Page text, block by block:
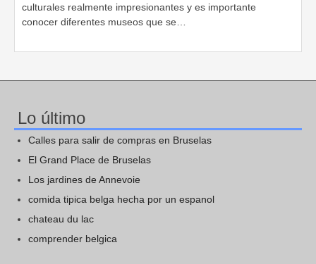
culturales realmente impresionantes y es importante
conocer diferentes museos que se…
Lo último
Calles para salir de compras en Bruselas
El Grand Place de Bruselas
Los jardines de Annevoie
comida tipica belga hecha por un espanol
chateau du lac
comprender belgica